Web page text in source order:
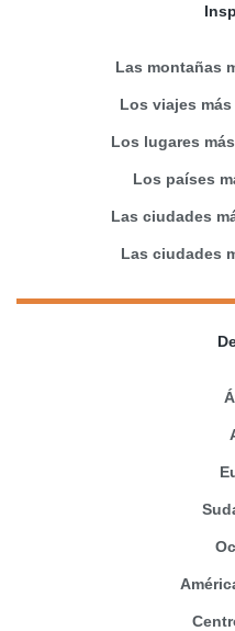
Las montañas
Los viajes
Los lugares
Los países
Las ciudades
Las ciudades